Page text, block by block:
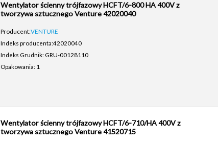
Wentylator ścienny trójfazowy HCFT/6-800 HA 400V z
tworzywa sztucznego Venture 42020040
Producent:VENTURE
Indeks producenta:42020040
Indeks Grudnik: GRU-00128110
Opakowania: 1
Wentylator ścienny trójfazowy HCFT/6-710/HA 400V z
tworzywa sztucznego Venture 41520715